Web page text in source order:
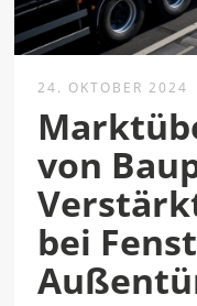
24. OKTOBER 2024
von
bei